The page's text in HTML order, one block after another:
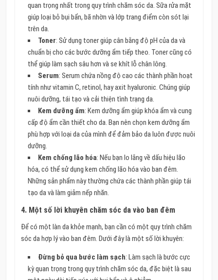
quan trọng nhất trong quy trình chăm sóc da. Sữa rửa mặt
giúp loại bỏ bụi bẩn, bã nhờn và lớp trang điểm còn sót lại
trên da.
Toner: Sử dụng toner giúp cân bằng độ pH của da và
chuẩn bị cho các bước dưỡng ẩm tiếp theo. Toner cũng có
thể giúp làm sạch sâu hơn và se khít lỗ chân lông.
Serum: Serum chứa nồng độ cao các thành phần hoạt
tính như vitamin C, retinol, hay axit hyaluronic. Chúng giúp
nuôi dưỡng, tái tạo và cải thiện tình trạng da.
Kem dưỡng ẩm: Kem dưỡng ẩm giúp khóa ẩm và cung
cấp độ ẩm cần thiết cho da. Bạn nên chọn kem dưỡng ẩm
phù hợp với loại da của mình để đảm bảo da luôn được nuôi
dưỡng.
Kem chống lão hóa: Nếu bạn lo lắng về dấu hiệu lão
hóa, có thể sử dụng kem chống lão hóa vào ban đêm.
Những sản phẩm này thường chứa các thành phần giúp tái
tạo da và làm giảm nếp nhăn.
4. Một số lời khuyên chăm sóc da vào ban đêm
Để có một làn da khỏe mạnh, bạn cần có một quy trình chăm
sóc da hợp lý vào ban đêm. Dưới đây là một số lời khuyên:
Đừng bỏ qua bước làm sạch: Làm sạch là bước cực
kỳ quan trọng trong quy trình chăm sóc da, đặc biệt là sau